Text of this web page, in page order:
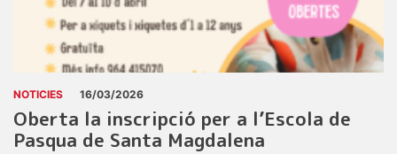
NOTICIES 16/03/2026
Oberta la inscripció per a l’Escola de
Pasqua de Santa Magdalena